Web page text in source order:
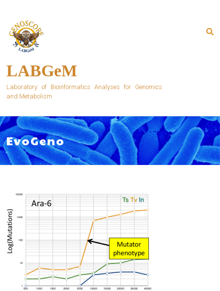
content
LABGeM
Laboratory of Bioinformatics Analyses for Genomics
and Metabolism
EvoGeno